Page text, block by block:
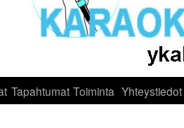
Tapahtumat Toiminta Yhteystiedot